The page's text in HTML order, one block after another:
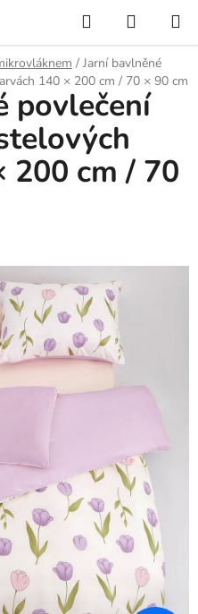
Hledat
KOŠÍK
/ Jarní bavlněné
140 × 200 cm / 70 × 90 cm
povlečení
200 cm / 70